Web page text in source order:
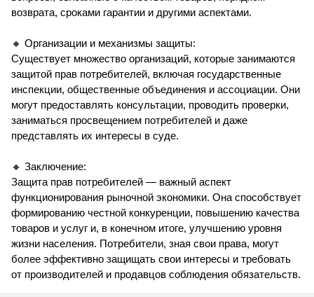
возврата, сроками гарантии и другими аспектами.
🔸 Организации и механизмы защиты:
Существует множество организаций, которые занимаются
защитой прав потребителей, включая государственные
инспекции, общественные объединения и ассоциации. Они
могут предоставлять консультации, проводить проверки,
заниматься просвещением потребителей и даже
представлять их интересы в суде.
🔸 Заключение:
Защита прав потребителей — важный аспект
функционирования рыночной экономики. Она способствует
формированию честной конкуренции, повышению качества
товаров и услуг и, в конечном итоге, улучшению уровня
жизни населения. Потребители, зная свои права, могут
более эффективно защищать свои интересы и требовать
от производителей и продавцов соблюдения обязательств.